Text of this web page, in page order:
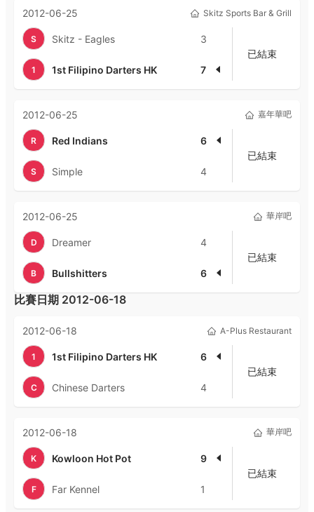
2012-06-25 Skitz Sports Bar & Grill
S Skitz - Eagles 3
1 1st Filipino Darters HK 7
已結束
2012-06-25 嘉年華吧
R Red Indians 6
S Simple 4
已結束
2012-06-25 華岸吧
D Dreamer 4
B Bullshitters 6
已結束
比賽日期 2012-06-18
2012-06-18 A-Plus Restaurant
1 1st Filipino Darters HK 6
C Chinese Darters 4
已結束
2012-06-18 華岸吧
K Kowloon Hot Pot 9
F Far Kennel 1
已結束